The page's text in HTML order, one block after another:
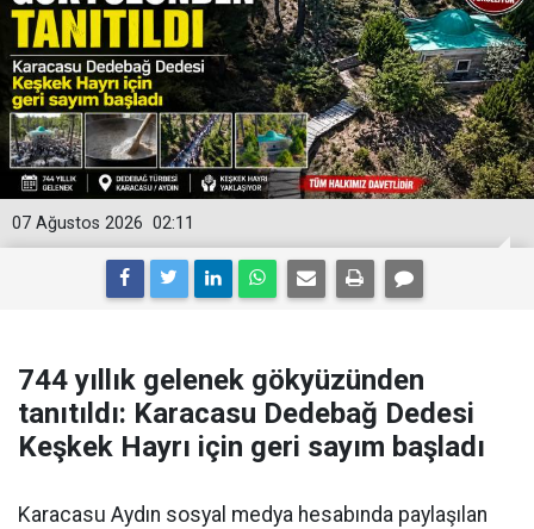
02:11
07 Ağustos 2026
744 yıllık gelenek gökyüzünden
tanıtıldı: Karacasu Dedebağ Dedesi
Keşkek Hayrı için geri sayım başladı
Karacasu Aydın sosyal medya hesabında paylaşılan